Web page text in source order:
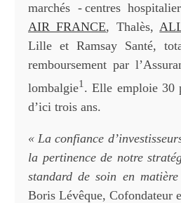
marchés - centres
AIR FRANCE, Thalès,
Lille et Ramsay Santé,
remboursement par
lombalgie1 . Elle emploie 30
d’ici trois ans.
« La confiance
la pertinence de notre
standard de soin en
Boris Lévêque, Cofondateur